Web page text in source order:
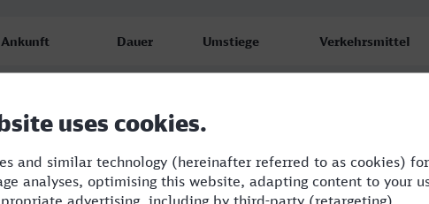
Ankunft Dauer Umstiege Verkehrsmittel
21.08.26
23:10